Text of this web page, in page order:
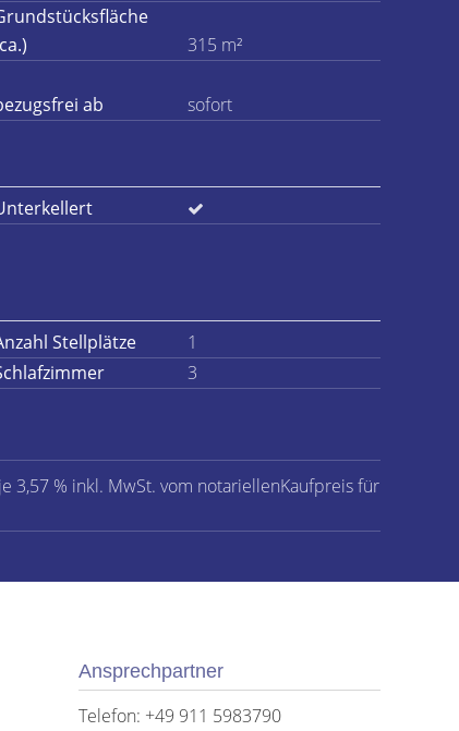
315 m²
ab sofort
Stellplätze
1
3
3,57 % inkl. MwSt. vom notariellenKaufpreis für
Ansprechpartner
Telefon: +49 911 5983790